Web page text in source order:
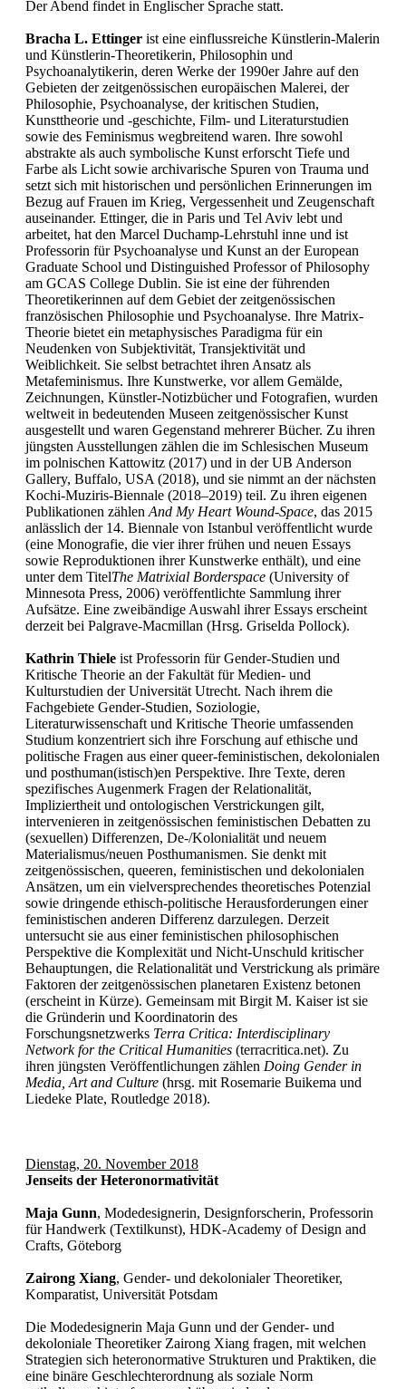
Der Abend findet in Englischer Sprache statt.
Bracha L. Ettinger ist eine einflussreiche Künstlerin-Malerin
und Künstlerin-Theoretikerin, Philosophin und
Psychoanalytikerin, deren Werke der 1990er Jahre auf den
Gebieten der zeitgenössischen europäischen Malerei, der
Philosophie, Psychoanalyse, der kritischen Studien,
Kunsttheorie und -geschichte, Film- und Literaturstudien
sowie des Feminismus wegbreitend waren. Ihre sowohl
abstrakte als auch symbolische Kunst erforscht Tiefe und
Farbe als Licht sowie archivarische Spuren von Trauma und
setzt sich mit historischen und persönlichen Erinnerungen im
Bezug auf Frauen im Krieg, Vergessenheit und Zeugenschaft
auseinander. Ettinger, die in Paris und Tel Aviv lebt und
arbeitet, hat den Marcel Duchamp-Lehrstuhl inne und ist
Professorin für Psychoanalyse und Kunst an der European
Graduate School und Distinguished Professor of Philosophy
am GCAS College Dublin. Sie ist eine der führenden
Theoretikerinnen auf dem Gebiet der zeitgenössischen
französischen Philosophie und Psychoanalyse. Ihre Matrix-
Theorie bietet ein metaphysisches Paradigma für ein
Neudenken von Subjektivität, Transjektivität und
Weiblichkeit. Sie selbst betrachtet ihren Ansatz als
Metafeminismus. Ihre Kunstwerke, vor allem Gemälde,
Zeichnungen, Künstler-Notizbücher und Fotografien, wurden
weltweit in bedeutenden Museen zeitgenössischer Kunst
ausgestellt und waren Gegenstand mehrerer Bücher. Zu ihren
jüngsten Ausstellungen zählen die im Schlesischen Museum
im polnischen Kattowitz (2017) und in der UB Anderson
Gallery, Buffalo, USA (2018), und sie nimmt an der nächsten
Kochi-Muziris-Biennale (2018–2019) teil. Zu ihren eigenen
Publikationen zählen And My Heart Wound-Space, das 2015
anlässlich der 14. Biennale von Istanbul veröffentlicht wurde
(eine Monografie, die vier ihrer frühen und neuen Essays
sowie Reproduktionen ihrer Kunstwerke enthält), und eine
unter dem TitelThe Matrixial Borderspace (University of
Minnesota Press, 2006) veröffentlichte Sammlung ihrer
Aufsätze. Eine zweibändige Auswahl ihrer Essays erscheint
derzeit bei Palgrave-Macmillan (Hrsg. Griselda Pollock).
Kathrin Thiele ist Professorin für Gender-Studien und
Kritische Theorie an der Fakultät für Medien- und
Kulturstudien der Universität Utrecht. Nach ihrem die
Fachgebiete Gender-Studien, Soziologie,
Literaturwissenschaft und Kritische Theorie umfassenden
Studium konzentriert sich ihre Forschung auf ethische und
politische Fragen aus einer queer-feministischen, dekolonialen
und posthuman(istisch)en Perspektive. Ihre Texte, deren
spezifisches Augenmerk Fragen der Relationalität,
Impliziertheit und ontologischen Verstrickungen gilt,
intervenieren in zeitgenössischen feministischen Debatten zu
(sexuellen) Differenzen, De-/Kolonialität und neuem
Materialismus/neuen Posthumanismen. Sie denkt mit
zeitgenössischen, queeren, feministischen und dekolonialen
Ansätzen, um ein vielversprechendes theoretisches Potenzial
sowie dringende ethisch-politische Herausforderungen einer
feministischen anderen Differenz darzulegen. Derzeit
untersucht sie aus einer feministischen philosophischen
Perspektive die Komplexität und Nicht-Unschuld kritischer
Behauptungen, die Relationalität und Verstrickung als primäre
Faktoren der zeitgenössischen planetaren Existenz betonen
(erscheint in Kürze). Gemeinsam mit Birgit M. Kaiser ist sie
die Gründerin und Koordinatorin des
Forschungsnetzwerks Terra Critica: Interdisciplinary
Network for the Critical Humanities (terracritica.net). Zu
ihren jüngsten Veröffentlichungen zählen Doing Gender in
Media, Art and Culture (hrsg. mit Rosemarie Buikema und
Liedeke Plate, Routledge 2018).
Dienstag, 20. November 2018
Jenseits der Heteronormativität
Maja Gunn, Modedesignerin, Designforscherin, Professorin
für Handwerk (Textilkunst), HDK-Academy of Design and
Crafts, Göteborg
Zairong Xiang, Gender- und dekolonialer Theoretiker,
Komparatist, Universität Potsdam
Die Modedesignerin Maja Gunn und der Gender- und
dekoloniale Theoretiker Zairong Xiang fragen, mit welchen
Strategien sich heteronormative Strukturen und Praktiken, die
eine binäre Geschlechterordnung als soziale Norm